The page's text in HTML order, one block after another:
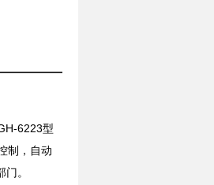
6223型
制，自动
。